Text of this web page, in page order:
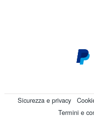
Sicurezza e privacy
Termini e